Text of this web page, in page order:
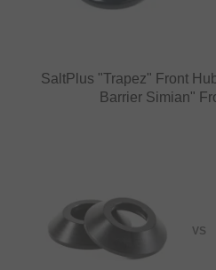
SaltPlus "Trapez" Front
Barrier Simian"
VS